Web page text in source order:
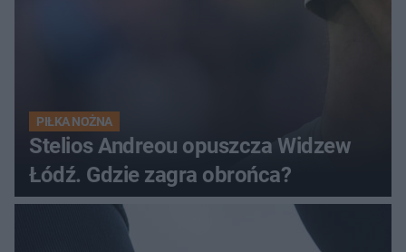
PIŁKA NOŻNA
Stelios Andreou opuszcza Widzew
Łódź. Gdzie zagra obrońca?